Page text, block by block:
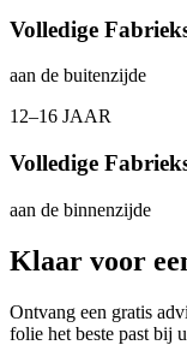
Volledige
aan de buitenzijde
12–16 JAAR
Volledige
aan de binnenzijde
Klaar voor
Ontvang een gratis
folie het beste past bij